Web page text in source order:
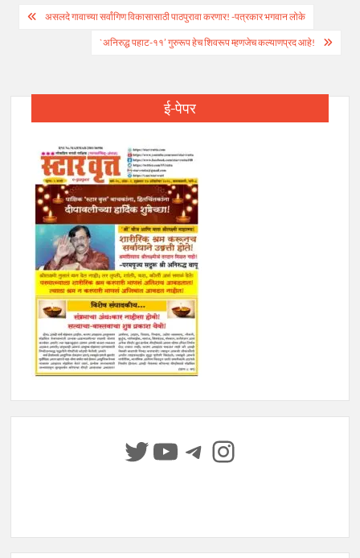
Post
navigation
असलदे गावाच्या सर्वांगिण विकासासाठी पाठपुरावा करणार! -पत्रकार भगवान लोके
`अनिरुद्ध पहाट-११’ गुरुरूप हेच शिवरूप म्हणजेच कल्याणप्रद आहे!
ई-पेपर
Twitter
YouTube
Telegram
Instagram